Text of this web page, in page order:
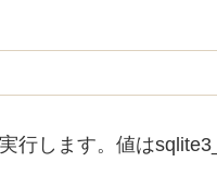
行します。値は